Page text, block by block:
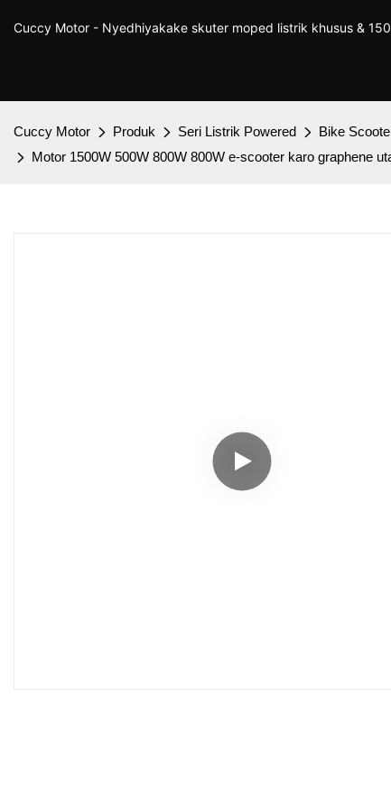
Cuccy Motor - Nyedhiyakake skuter moped listrik khusus &
Cuccy Motor Produk Seri Listrik Powered Bike
Motor 1500W 500W 800W 800W e-scooter karo graphene